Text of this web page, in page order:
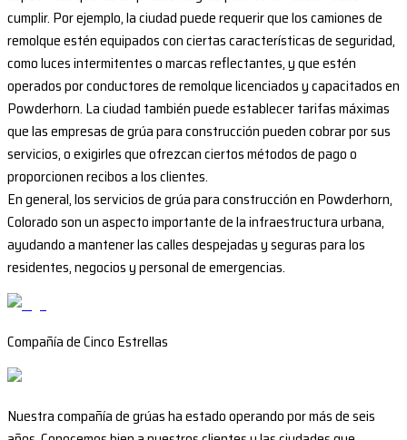
cumplir. Por ejemplo, la ciudad puede requerir que los camiones de
remolque estén equipados con ciertas características de seguridad,
como luces intermitentes o marcas reflectantes, y que estén
operados por conductores de remolque licenciados y capacitados en
Powderhorn. La ciudad también puede establecer tarifas máximas
que las empresas de grúa para construcción pueden cobrar por sus
servicios, o exigirles que ofrezcan ciertos métodos de pago o
proporcionen recibos a los clientes.
En general, los servicios de grúa para construcción en Powderhorn,
Colorado son un aspecto importante de la infraestructura urbana,
ayudando a mantener las calles despejadas y seguras para los
residentes, negocios y personal de emergencias.
Compañía de Cinco Estrellas
Nuestra compañía de grúas ha estado operando por más de seis